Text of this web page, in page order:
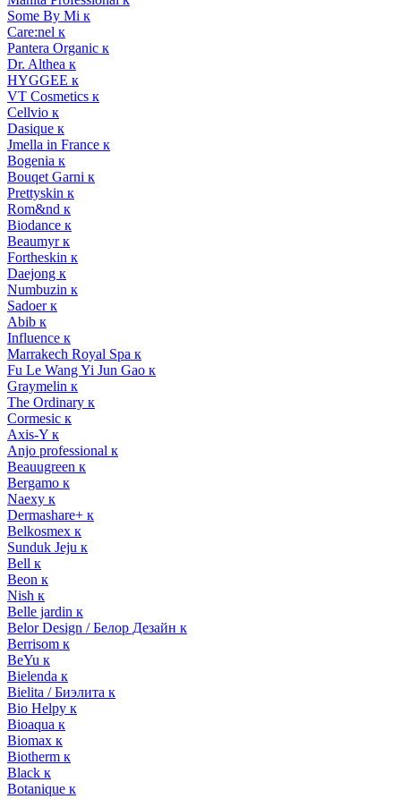
Some By Mi к
Care:nel к
Pantera Organic к
Dr. Althea к
HYGGEE к
VT Cosmetics к
Cellvio к
Dasique к
Jmella in France к
Bogenia к
Bouqet Garni к
Prettyskin к
Rom&nd к
Biodance к
Beaumyr к
Fortheskin к
Daejong к
Numbuzin к
Sadoer к
Abib к
Influence к
Marrakech Royal Spa к
Fu Le Wang Yi Jun Gao к
Graymelin к
The Ordinary к
Cormesic к
Axis-Y к
Anjo professional к
Beauugreen к
Bergamo к
Naexy к
Dermashare+ к
Belkosmex к
Sunduk Jeju к
Bell к
Beon к
Nish к
Belle jardin к
Belor Design / Белор Дезайн к
Berrisom к
BeYu к
Bielenda к
Bielita / Биэлита к
Bio Helpy к
Bioaqua к
Biomax к
Biotherm к
Black к
Botanique к